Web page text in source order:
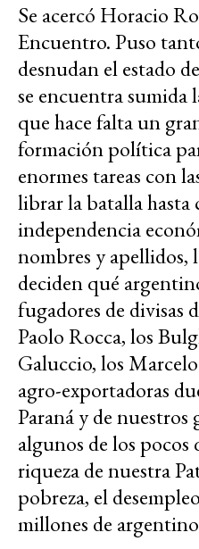
Se acercó Horacio
Encuentro. Puso
desnudan el estado
se encuentra sumida
que hace falta un
formación política
enormes tareas con
librar la batalla
independencia
nombres y apellidos,
deciden qué
fugadores de divisas
Paolo Rocca, los
Galuccio, los
agro-exportadoras
Paraná y de
algunos de los
riqueza de nuestra
pobreza, el
millones de